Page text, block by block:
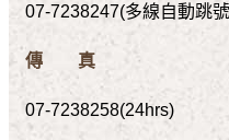
07-7238247(多線自動跳
傳 真
07-7238258(24hrs)